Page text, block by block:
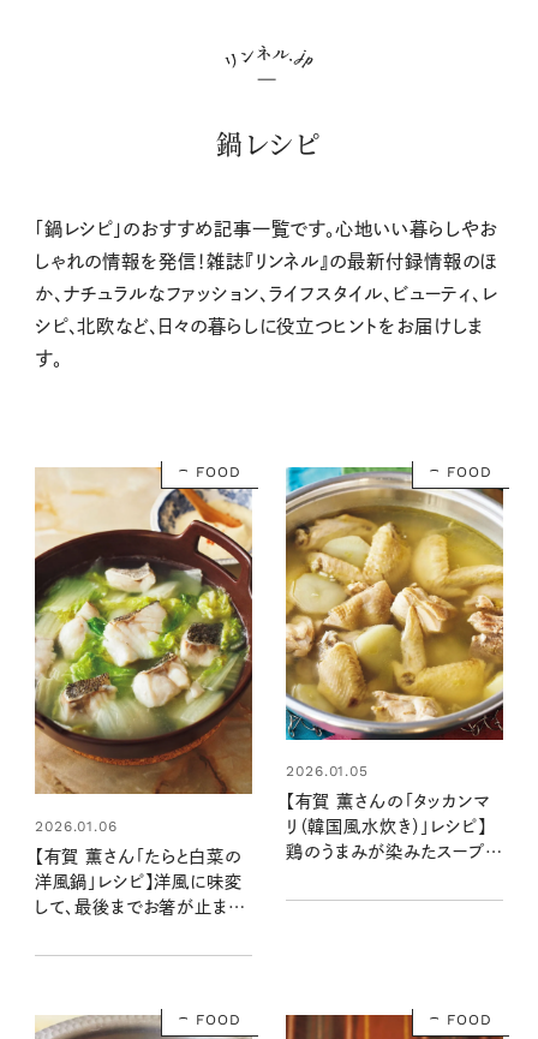
鍋レシピ
「鍋レシピ」のおすすめ記事一覧です。心地いい暮らしやお
しゃれの情報を発信！雑誌『リンネル』の最新付録情報のほ
か、ナチュラルなファッション、ライフスタイル、ビューティ、レ
シピ、北欧など、日々の暮らしに役立つヒントをお届けしま
す。
FOOD
2026.01.06
【有賀 薫さん「たらと白菜の
洋風鍋」レシピ】洋風に味変
して、最後までお箸が止まら
FOOD
2026.01.05
【有賀 薫さんの「タッカンマ
リ（韓国風水炊き）」レシピ】
鶏のうまみが染みたスープが
FOOD FOOD